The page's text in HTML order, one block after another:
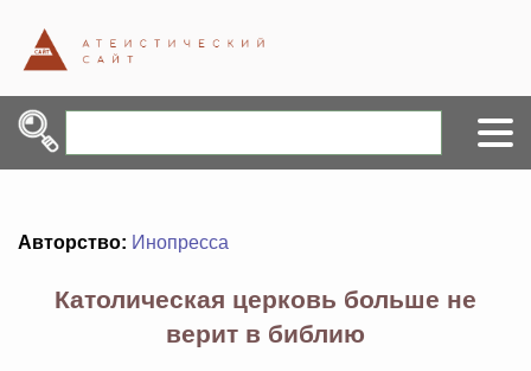
Авторство: Инопресса
Католическая церковь больше не
верит в библию